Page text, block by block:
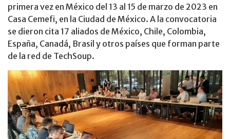
primera vez en México del 13 al 15 de marzo de 2023 en
Casa Cemefi, en la Ciudad de México. A la convocatoria
se dieron cita 17 aliados de México, Chile, Colombia,
España, Canadá, Brasil y otros países que forman parte
de la red de TechSoup.